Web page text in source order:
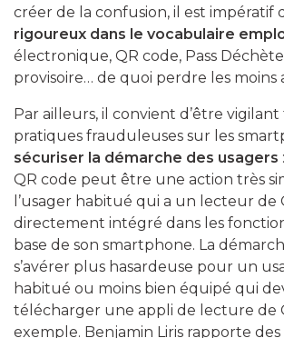
créer de la confusion, il est impératif
rigoureux dans le vocabulaire
électronique, QR code, Pass
provisoire… de quoi perdre les moins
Par ailleurs, il convient d’être vigilant
pratiques frauduleuses sur les
sécuriser la démarche des usagers
QR code peut être une action très
l’usager habitué qui a un lecteur de
directement intégré dans les
base de son smartphone. La
s’avérer plus hasardeuse pour un
habitué ou moins bien équipé qui
télécharger une appli de lecture de
exemple. Benjamin Liris rapporte